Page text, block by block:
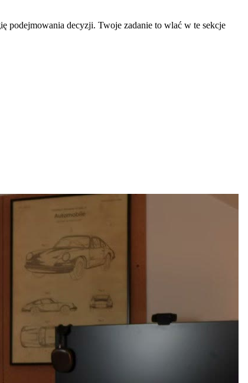
podejmowania decyzji. Twoje zadanie to wlać w te sekcje